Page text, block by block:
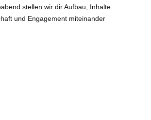
stellen wir dir Aufbau, Inhalte
und Engagement miteinander